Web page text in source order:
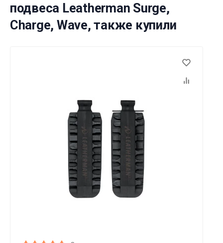
подвеса Leatherman Surge,
Charge, Wave, также купили